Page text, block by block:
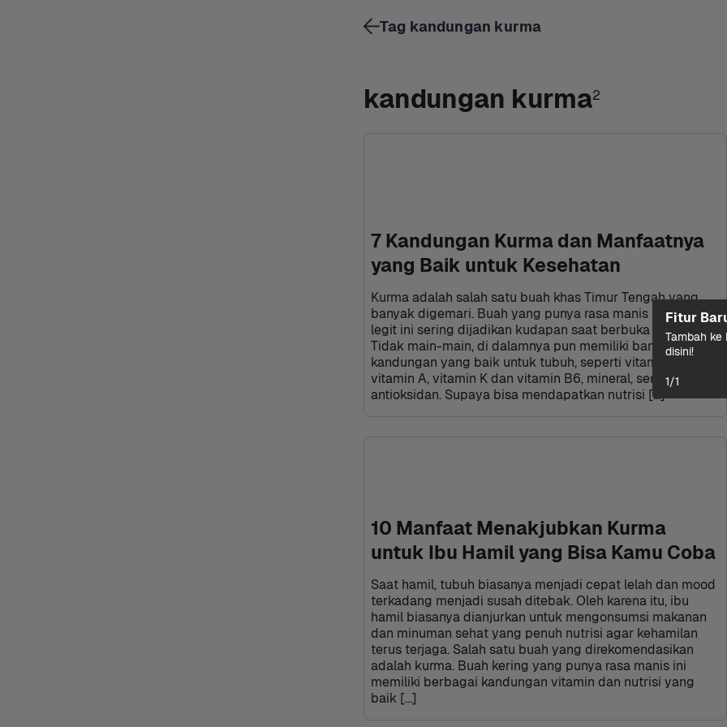
kandungan kurma2
7 Kandungan Kurma dan Manfaatnya
yang Baik untuk Kesehatan
Kurma adalah salah satu buah khas Timur Tengah yang
banyak digemari. Buah yang punya rasa manis dan tekstur
legit ini sering dijadikan kudapan saat berbuka puasa.
Tidak main-main, di dalamnya pun memiliki banyak
kandungan yang baik untuk tubuh, seperti vitamin seperti
vitamin A, vitamin K dan vitamin B6, mineral, serat, dan
antioksidan. Supaya bisa mendapatkan nutrisi […]
10 Manfaat Menakjubkan Kurma
untuk Ibu Hamil yang Bisa Kamu Coba
Saat hamil, tubuh biasanya menjadi cepat lelah dan mood
terkadang menjadi susah ditebak. Oleh karena itu, ibu
hamil biasanya dianjurkan untuk mengonsumsi makanan
dan minuman sehat yang penuh nutrisi agar kehamilan
terus terjaga. Salah satu buah yang direkomendasikan
adalah kurma. Buah kering yang punya rasa manis ini
memiliki berbagai kandungan vitamin dan nutrisi yang
baik […]
Tag kandungan kurma
Fitur
Tambah ke
disini!
1/1